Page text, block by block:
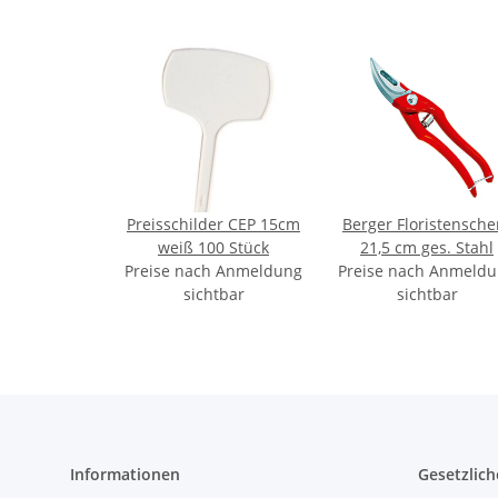
Preisschilder CEP 15cm
weiß 100 Stück
Preise nach Anmeldung
sichtbar
Berger
21,5 cm ges. Stahl
Preise nach
sichtbar
Informationen